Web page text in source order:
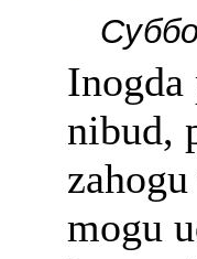
nibud,
mogu